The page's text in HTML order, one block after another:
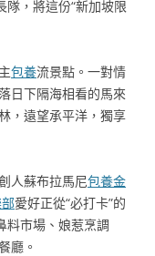
隊，將這份“新加坡限
包養流景點。一對情
日下隔海相看的馬來
，遠望承平洋，獨享
人蘇布拉馬尼包養金
愛好正從“必打卡”的
料市場、娘惹烹調
廳。